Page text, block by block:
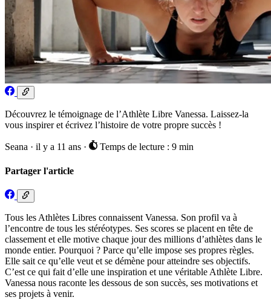
Découvrez le témoignage de l’Athlète Libre Vanessa. Laissez-la
vous inspirer et écrivez l’histoire de votre propre succès !
Seana · il y a 11 ans · Temps de lecture : 9 min
Partager l'article
Tous les Athlètes Libres connaissent Vanessa. Son profil va à
l’encontre de tous les stéréotypes. Ses scores se placent en tête de
classement et elle motive chaque jour des millions d’athlètes dans le
monde entier. Pourquoi ? Parce qu’elle impose ses propres règles.
Elle sait ce qu’elle veut et se démène pour atteindre ses objectifs.
C’est ce qui fait d’elle une inspiration et une véritable Athlète Libre.
Vanessa nous raconte les dessous de son succès, ses motivations et
ses projets à venir.